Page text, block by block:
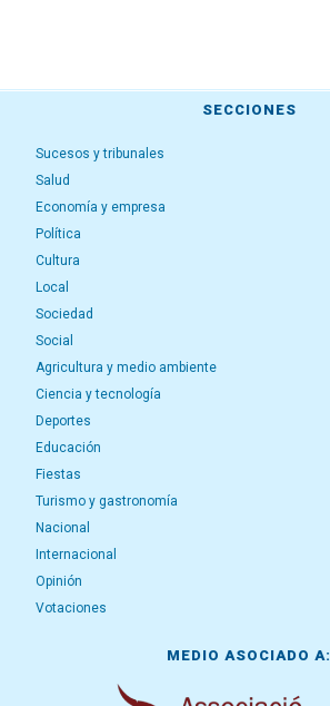
SECCIONES
Sucesos y tribunales
Salud
Economía y empresa
Política
Cultura
Local
Sociedad
Social
Agricultura y medio ambiente
Ciencia y tecnología
Deportes
Educación
Fiestas
Turismo y gastronomía
Nacional
Internacional
Opinión
Votaciones
MEDIO ASOCIADO A: